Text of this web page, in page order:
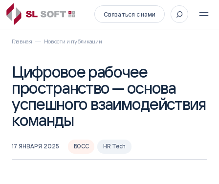
Связаться с нами
Главная Новости и публикации
Цифровое рабочее
пространство — основа
успешного взаимодействия
команды
17 ЯНВАРЯ 2025 БОСС HR Tech